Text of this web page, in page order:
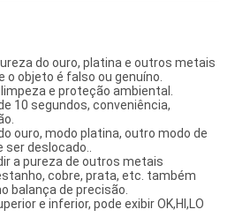
do ouro, platina e outros metais
o objeto é falso ou genuíno.
e proteção ambiental.
10 segundos, conveniência,
ouro, modo platina, outro modo de
ser deslocado..
a pureza de outros metais
cobre, prata, etc. também
balança de precisão.
e inferior, pode exibir OK,HI,LO